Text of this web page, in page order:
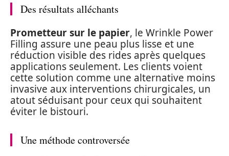
Des résultats alléchants
Prometteur sur le papier, le Wrinkle Power
Filling assure une peau plus lisse et une
réduction visible des rides après quelques
applications seulement. Les clients voient
cette solution comme une alternative moins
invasive aux interventions chirurgicales, un
atout séduisant pour ceux qui souhaitent
éviter le bistouri.
Une méthode controversée